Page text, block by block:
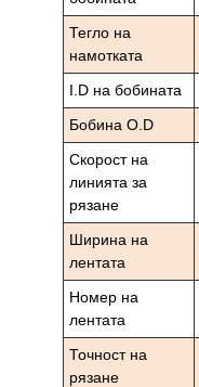
Тегло на
намотката
I.D на бобината
Бобина O.D
Скорост на
линията за
рязане
Ширина на
лентата
Номер на
лентата
Точност на
рязане